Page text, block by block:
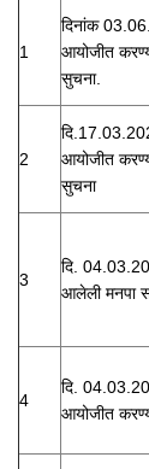
1
दिनांक
आयो‍जीत
सुचना.
2
आयोजीत
सुचना
3
दि.
आलेली मनपा
4
दि.
आयोजीत